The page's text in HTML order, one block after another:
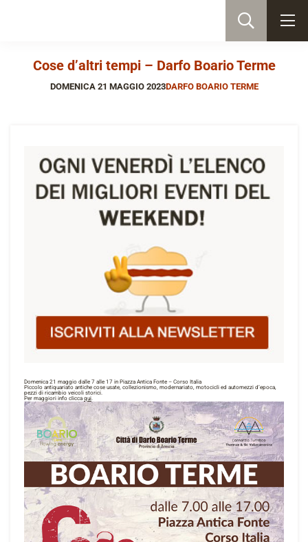
Cose d’altri tempi – Darfo Boario Terme
DOMENICA 21 MAGGIO 2023DARFO BOARIO TERME
Domenica 21 maggio dalle 7 alle 17 in Piazza Antica Fonte – Corso Italia
Piccolo antiquariato antiche cose usate, collezionismo, modernariato, motocicli ed automezzi d’epoca,
pezzi di ricambio veicoli storici.
Per maggiori info clicca qui.